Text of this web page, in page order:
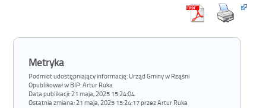
Metryka
Podmiot udostępniający informację: Urząd Gminy w Rząśni
Opublikował w BIP:Artur Ruka
Data publikacji:21 maja, 2025 15:24:04
Ostatnia zmiana:21 maja, 2025 15:24:17 przez Artur Ruka